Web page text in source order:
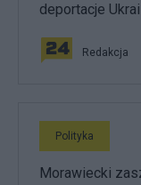
deportacje
Redakcja
Polityka
Morawiecki